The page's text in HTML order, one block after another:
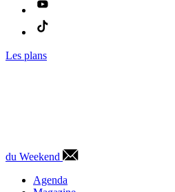
Les plans
du Weekend
Agenda